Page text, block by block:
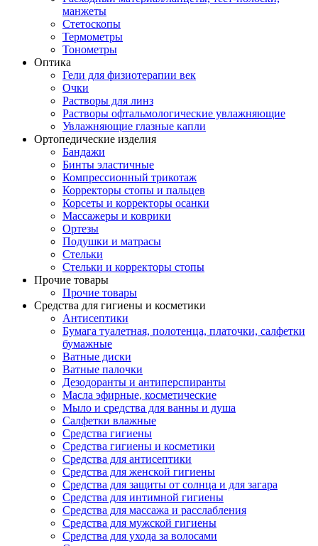
манжеты
Стетоскопы
Термометры
Тонометры
Оптика
Гели для физиотерапии век
Очки
Растворы для линз
Растворы офтальмологические увлажняющие
Увлажняющие глазные капли
Ортопедические изделия
Бандажи
Бинты эластичные
Компрессионный трикотаж
Корректоры стопы и пальцев
Корсеты и корректоры осанки
Массажеры и коврики
Ортезы
Подушки и матрасы
Стельки
Стельки и корректоры стопы
Прочие товары
Прочие товары
Средства для гигиены и косметики
Антисептики
Бумага туалетная, полотенца, платочки, салфетки
бумажные
Ватные диски
Ватные палочки
Дезодоранты и антиперспиранты
Масла эфирные, косметические
Мыло и средства для ванны и душа
Салфетки влажные
Средства гигиены
Средства гигиены и косметики
Средства для антисептики
Средства для женской гигиены
Средства для защиты от солнца и для загара
Средства для интимной гигиены
Средства для массажа и расслабления
Средства для мужской гигиены
Средства для ухода за волосами